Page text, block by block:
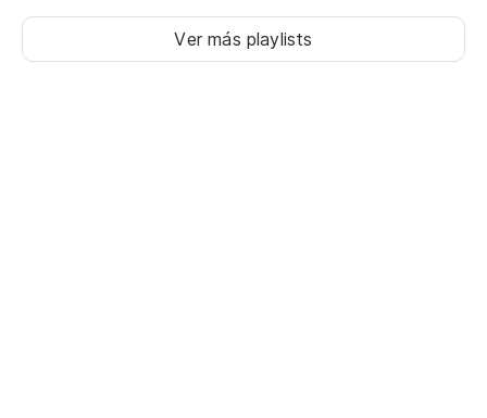
Ver más playlists